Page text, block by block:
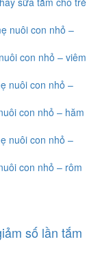
con nhỏ – viêm
con nhỏ – hăm
con nhỏ – rôm
số lần tắm